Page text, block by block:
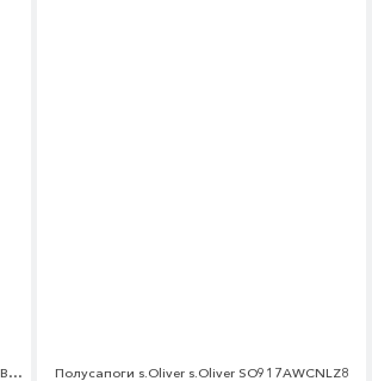
Куртка утепленная s.Oliver s.Oliver SO917EWBPKJ9 Полусапоги s.Oliver s.Oliver SO917AWCNLZ8